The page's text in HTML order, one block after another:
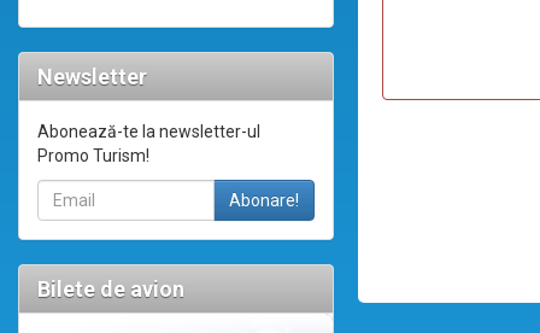
Newsletter
Abonează-te la newsletter-ul
Promo Turism!
Bilete de avion